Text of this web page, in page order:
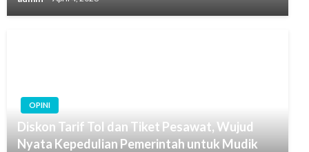
OPINI
Diskon Tarif Tol dan Tiket Pesawat, Wujud
Nyata Kepedulian Pemerintah untuk Mudik